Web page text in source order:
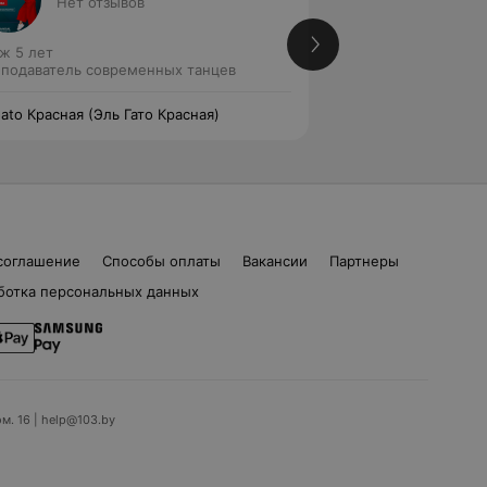
5 лет
современных танцев
Красная (Эль Гато Красная)
Способы оплаты Вакансии
Партнеры
персональных данных
16 | help@103.by